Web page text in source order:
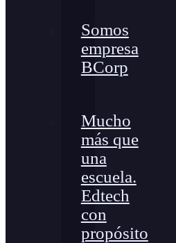
Somos
empresa
BCorp
Mucho
más que
una
escuela.
Edtech
con
propósito